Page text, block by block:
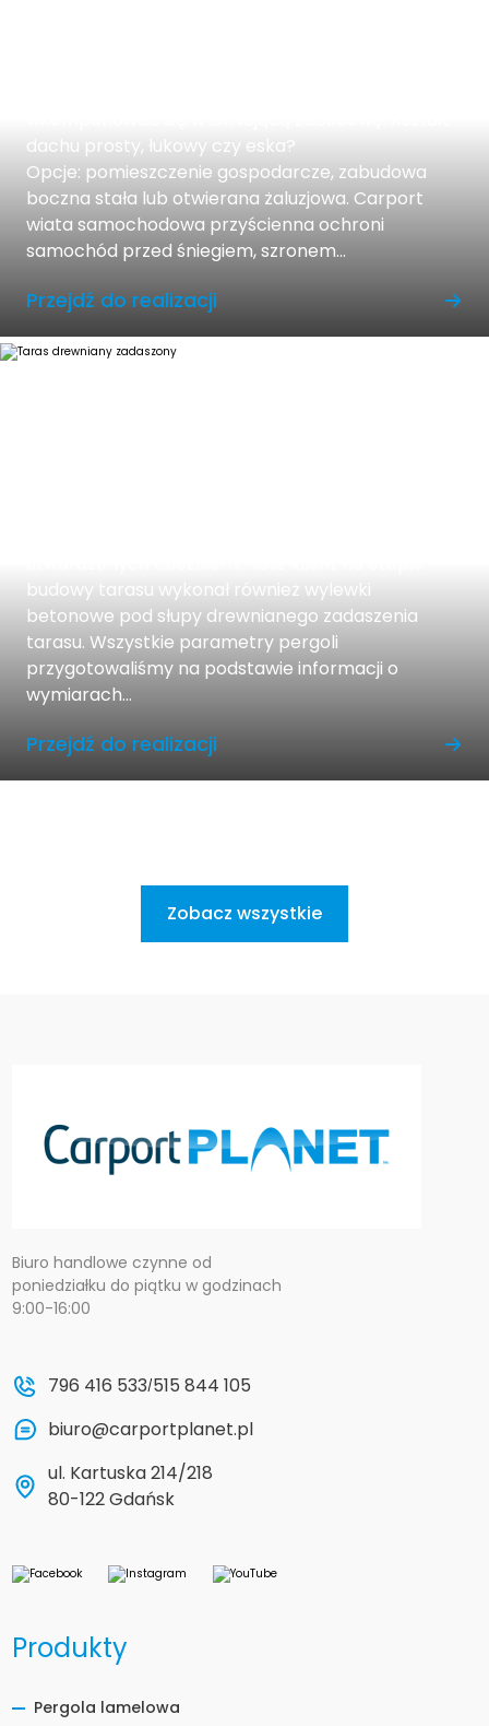
dachu prosty, łukowy czy eska?
Opcje: pomieszczenie gospodarcze, zabudowa
boczna stała lub otwierana żaluzjowa. Carport
wiata samochodowa przyścienna ochroni
samochód przed śniegiem, szronem...
Przejdź do realizacji
budowy tarasu wykonał również wylewki
betonowe pod słupy drewnianego zadaszenia
tarasu. Wszystkie parametry pergoli
przygotowaliśmy na podstawie informacji o
wymiarach...
Przejdź do realizacji
Zobacz wszystkie
Biuro handlowe czynne od
poniedziałku do piątku w godzinach
9:00-16:00
796 416 533/515 844 105
biuro@carportplanet.pl
ul. Kartuska 214/218
80-122 Gdańsk
Produkty
Pergola lamelowa